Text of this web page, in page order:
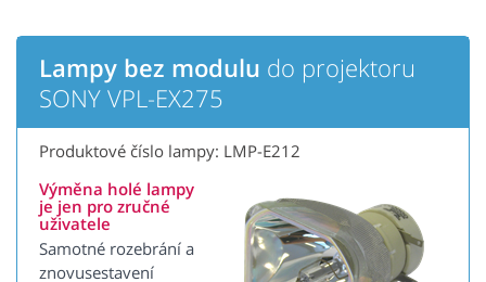
Lampy bez modulu do projektoru
SONY VPL-EX275
Produktové číslo lampy: LMP-E212
Výměna holé lampy
je jen pro zručné
uživatele
Samotné rozebrání a
znovusestavení